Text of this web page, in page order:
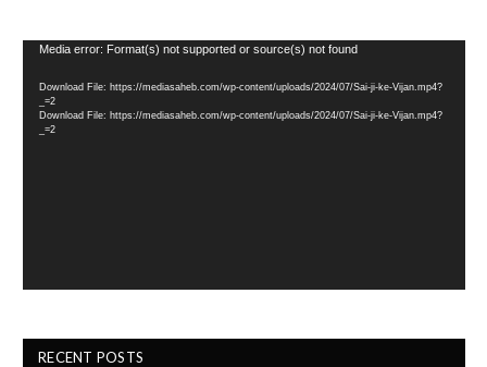
Video
Media error: Format(s) not supported or source(s) not found
Download File: https://mediasaheb.com/wp-content/uploads/2024/07/Sai-ji-ke-Vijan.mp4?
_=2
Download File: https://mediasaheb.com/wp-content/uploads/2024/07/Sai-ji-ke-Vijan.mp4?
_=2
RECENT POSTS